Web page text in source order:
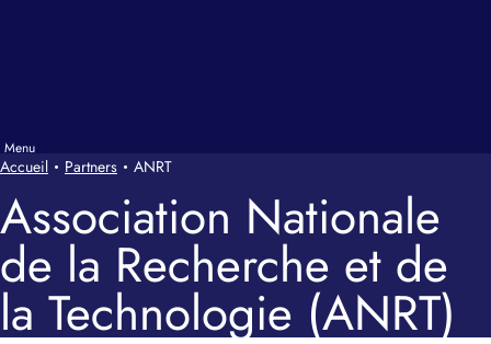
Accueil Partners ANRT
Association Nationale
de la Recherche et de
la Technologie (ANRT)